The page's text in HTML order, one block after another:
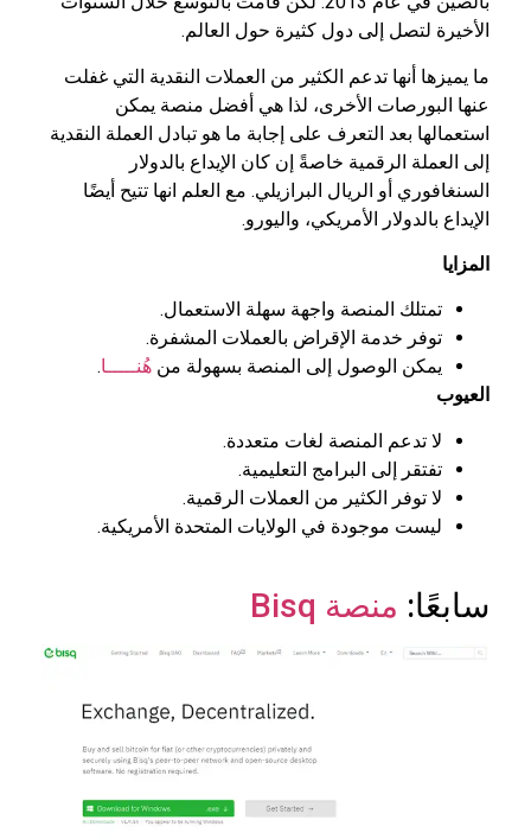
الأخيرة لتصل إلى دول كثيرة حول العالم.
ما يميزها أنها تدعم الكثير من العملات النقدية التي غفلت
عنها البورصات الأخرى، لذا هي أفضل منصة يمكن
استعمالها بعد التعرف على إجابة ما هو تبادل العملة النقدية
إلى العملة الرقمية خاصةً إن كان الإيداع بالدولار
السنغافوري أو الريال البرازيلي. مع العلم انها تتيح أيضًا
الإيداع بالدولار الأمريكي، واليورو.
المزايا
تمتلك المنصة واجهة سهلة الاستعمال.
توفر خدمة الإقراض بالعملات المشفرة.
يمكن الوصول إلى المنصة بسهولة من هُنـــــا.
العيوب
لا تدعم المنصة لغات متعددة.
تفتقر إلى البرامج التعليمية.
لا توفر الكثير من العملات الرقمية.
ليست موجودة في الولايات المتحدة الأمريكية.
سابعًا: منصة Bisq